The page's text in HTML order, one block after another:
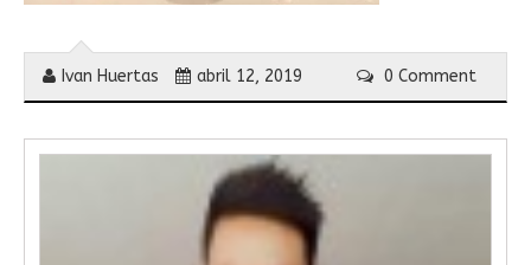
Ivan Huertas abril 12, 2019 0 Comment